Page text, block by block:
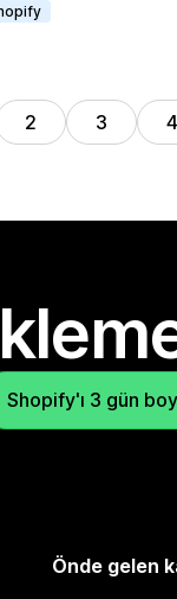
2 3 4
Shopify'ı 3 gün
Önde gelen